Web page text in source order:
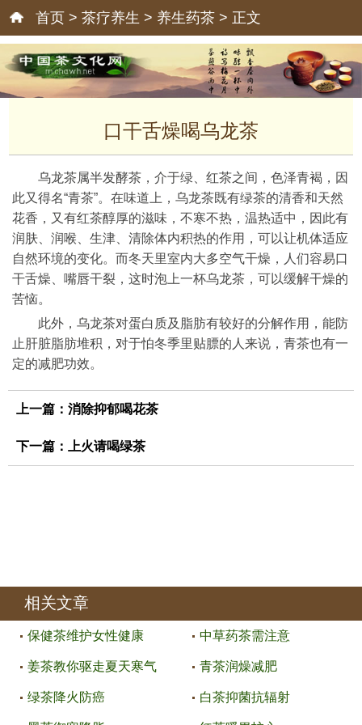
首页 > 茶疗养生 > 养生药茶 > 正文
口干舌燥喝乌龙茶
乌龙茶属半发酵茶，介于绿、红茶之间，色泽青褐，因
此又得名“青茶”。在味道上，乌龙茶既有绿茶的清香和天然
花香，又有红茶醇厚的滋味，不寒不热，温热适中，因此有
润肤、润喉、生津、清除体内积热的作用，可以让机体适应
自然环境的变化。而冬天里室内大多空气干燥，人们容易口
干舌燥、嘴唇干裂，这时泡上一杯乌龙茶，可以缓解干燥的
苦恼。
此外，乌龙茶对蛋白质及脂肪有较好的分解作用，能防
止肝脏脂肪堆积，对于怕冬季里贴膘的人来说，青茶也有一
定的减肥功效。
上一篇： 消除抑郁喝花茶
下一篇： 上火请喝绿茶
相关文章
保健茶维护女性健康 中草药茶需注意
姜茶教你驱走夏天寒气 青茶润燥减肥
绿茶降火防癌 白茶抑菌抗辐射